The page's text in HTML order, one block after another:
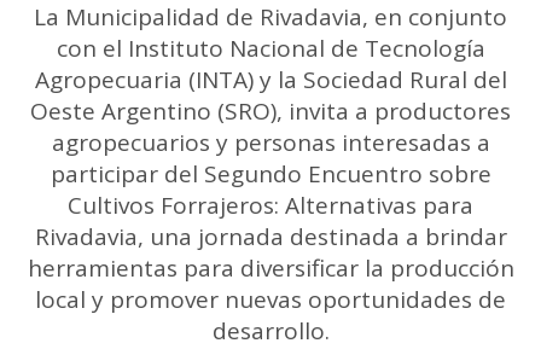
La Municipalidad de Rivadavia, en conjunto
con el Instituto Nacional de Tecnología
Agropecuaria (INTA) y la Sociedad Rural del
Oeste Argentino (SRO), invita a productores
agropecuarios y personas interesadas a
participar del Segundo Encuentro sobre
Cultivos Forrajeros: Alternativas para
Rivadavia, una jornada destinada a brindar
herramientas para diversificar la producción
local y promover nuevas oportunidades de
desarrollo.